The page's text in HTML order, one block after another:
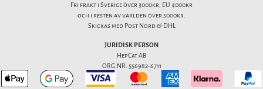
Fri frakt i Sverige över 3000kr, EU 4000kr
och i resten av världen över 5000kr.
Skickas med Post Nord & DHL
JURIDISK PERSON
HepCat AB
ORG.NR: 556982-6711